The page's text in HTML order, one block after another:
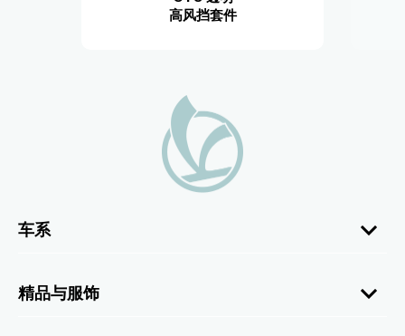
高风挡套件
车系
精品与服饰